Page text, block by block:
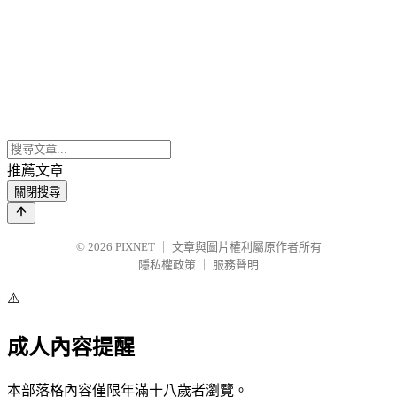
推薦文章
關閉搜尋
© 2026 PIXNET
文章與圖片權利屬原作者所有
隱私權政策
服務聲明
⚠️
成人內容提醒
本部落格內容僅限年滿十八歲者瀏覽。